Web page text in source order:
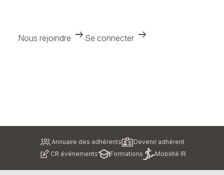
Nous rejoindre arrow_right_alt Se connecter arrow_right_alt
Annuaire des adhérents
Devenir adhérent
CR événements
Formations Mobilité IR